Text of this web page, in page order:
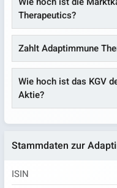
Therapeutics?
Zahlt Adaptimmune
Wie hoch ist das KGV
Aktie?
Stammdaten zur
ISIN